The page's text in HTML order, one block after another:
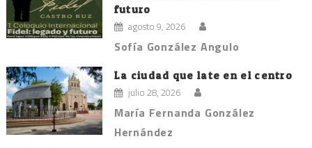
futuro
agosto 9, 2026
Sofía González Angulo
La ciudad que late en el centro
julio 28, 2026
María Fernanda González
Hernández